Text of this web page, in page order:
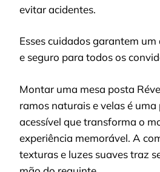
evitar acidentes.
Esses cuidados garantem
e seguro para todos os
Montar uma mesa posta
ramos naturais e velas é
acessível que transforma o
experiência memorável. A
texturas e luzes suaves traz